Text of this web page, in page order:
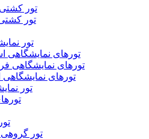
تور کشتی
تور
تور
تورهای نمایشگاهی
تورهای نمایشگاهی
تورهای نمایشگاهی
تور
تور گروهی